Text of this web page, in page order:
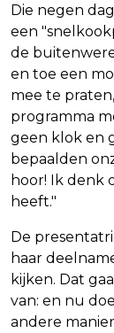
Die negen
een
de
en toe een
mee te
programma
geen klok en
bepaalden
hoor! Ik denk
heeft."
De
haar
kijken. Dat
van: en nu
andere